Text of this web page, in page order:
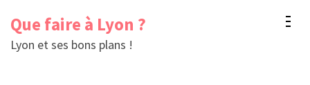
contenu
Que faire à Lyon ?
Lyon et ses bons plans !